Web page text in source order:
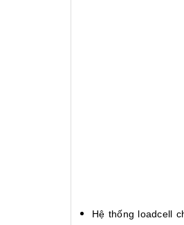
Hệ thống loadcell